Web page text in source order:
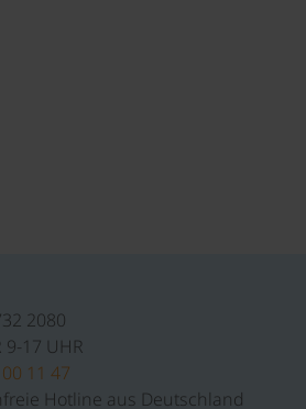
2080
9-17 UHR
11 47
Hotline aus Deutschland